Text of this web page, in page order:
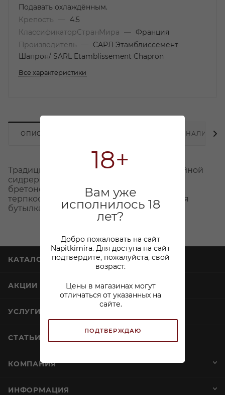
18+
Вам уже
исполнилось 18
лет?
Добро пожаловать на сайт
Napitkimira. Для доступа на сайт
подтвердите, пожалуйста, свой
возраст.
Цены в магазинах могут
отличаться от указанных на
сайте.
ПОДТВЕРЖДАЮ
Подавать охлаждённым.
Крепость
— 4.5
КлассификаторСтранМира
— Франция
Производитель
—
CАРЛ Этамблиссемент
Шапрон/ SARL Etamblissement Chapron
Все характеристики
ОПИСАНИЕ НАЛИЧИЕ
Традиционный бретонский сидр от семейной
сидрерии SORRE. Классический сухой
бретонский сидр с приятной яблочной
терпкостью и лёгкой кислинкой. Литровая
бутылка с винтовой пробкой.
КАТАЛОГ
АКЦИИ
УСЛУГИ
СТАТЬИ
КОМПАНИЯ
ИНФОРМАЦИЯ